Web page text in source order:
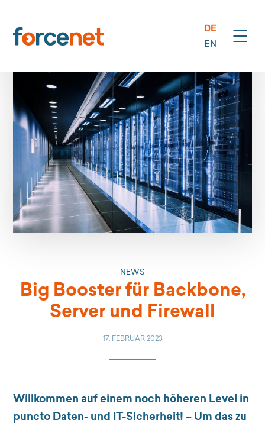
DE
EN
NEWS
Big Booster für Backbone,
Server und Firewall
17. FEBRUAR 2023
Willkommen auf einem noch höheren Level in
puncto Daten- und IT-Sicherheit! – Um das zu